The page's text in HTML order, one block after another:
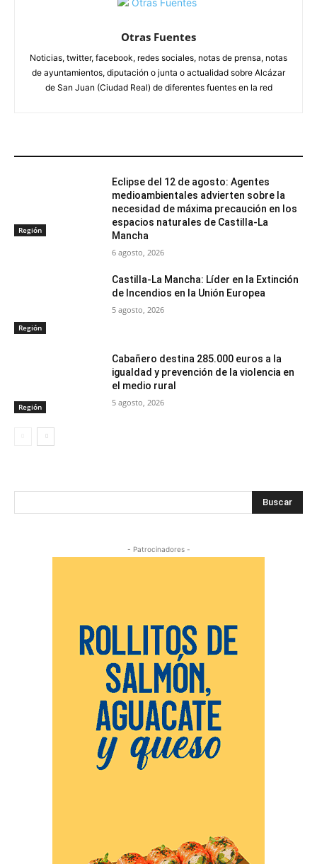
Otras Fuentes
Noticias, twitter, facebook, redes sociales, notas de prensa, notas
de ayuntamientos, diputación o junta o actualidad sobre Alcázar
de San Juan (Ciudad Real) de diferentes fuentes en la red
Región
Eclipse del 12 de agosto: Agentes
medioambientales advierten sobre la
necesidad de máxima precaución en los
espacios naturales de Castilla-La
Mancha
6 agosto, 2026
Región
Castilla-La Mancha: Líder en la Extinción
de Incendios en la Unión Europea
5 agosto, 2026
Región
Cabañero destina 285.000 euros a la
igualdad y prevención de la violencia en
el medio rural
5 agosto, 2026
Buscar
- Patrocinadores -